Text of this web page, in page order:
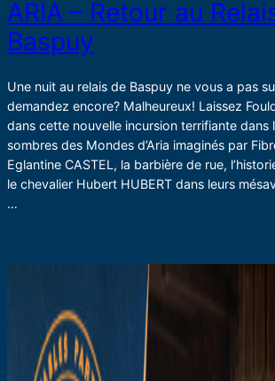
ARIA – Retour au
Baspuy
Une nuit au relais de Baspuy ne vous a pas
demandez encore? Malheureux! Laissez
dans cette nouvelle incursion terrifiante dans
sombres des Mondes d’Aria imaginés par
Eglantine CASTEL, la barbière de rue,
le chevalier Hubert HUBERT dans leurs
…